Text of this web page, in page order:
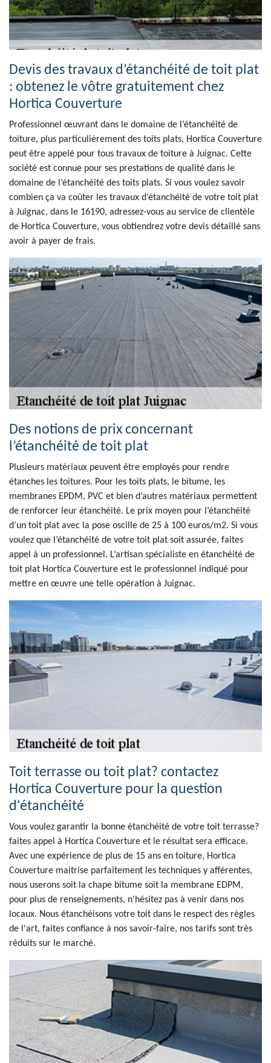
Devis des travaux d’étanchéité de toit plat
: obtenez le vôtre gratuitement chez
Hortica Couverture
Professionnel œuvrant dans le domaine de l’étanchéité de
toiture, plus particulièrement des toits plats, Hortica Couverture
peut être appelé pour tous travaux de toiture à Juignac. Cette
société est connue pour ses prestations de qualité dans le
domaine de l’étanchéité des toits plats. Si vous voulez savoir
combien ça va coûter les travaux d’étanchéité de votre toit plat
à Juignac, dans le 16190, adressez-vous au service de clientèle
de Hortica Couverture, vous obtiendrez votre devis détaillé sans
avoir à payer de frais.
Des notions de prix concernant
l’étanchéité de toit plat
Plusieurs matériaux peuvent être employés pour rendre
étanches les toitures. Pour les toits plats, le bitume, les
membranes EPDM, PVC et bien d’autres matériaux permettent
de renforcer leur étanchéité. Le prix moyen pour l’étanchéité
d’un toit plat avec la pose oscille de 25 à 100 euros/m2. Si vous
voulez que l’étanchéité de votre toit plat soit assurée, faites
appel à un professionnel. L’artisan spécialiste en étanchéité de
toit plat Hortica Couverture est le professionnel indiqué pour
mettre en œuvre une telle opération à Juignac.
Toit terrasse ou toit plat? contactez
Hortica Couverture pour la question
d'étanchéité
Vous voulez garantir la bonne étanchéité de votre toit terrasse?
faites appel à Hortica Couverture et le résultat sera efficace.
Avec une expérience de plus de 15 ans en toiture, Hortica
Couverture maitrise parfaitement les techniques y afférentes,
nous userons soit la chape bitume soit la membrane EDPM,
pour plus de renseignements, n'hésitez pas à venir dans nos
locaux. Nous étanchéisons votre toit dans le respect des règles
de l'art, faites confiance à nos savoir-faire, nos tarifs sont très
réduits sur le marché.